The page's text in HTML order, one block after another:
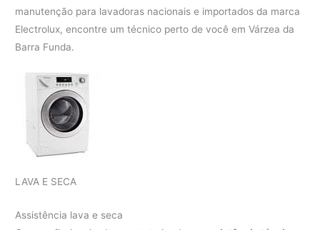
manutenção para lavadoras nacionais e importados da marca
Electrolux, encontre um técnico perto de você em Várzea da
Barra Funda.
LAVA E SECA
Assistência lava e seca